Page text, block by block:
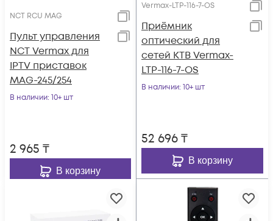
NCT RCU MAG
Пульт управления
NCT Vermax для
IPTV приставок
MAG-245/254
В наличии: 10+ шт
2 965 ₸
В корзину
Vermax-LTP-116-7-OS
Приёмник
оптический для
сетей КТВ Vermax-
LTP-116-7-OS
В наличии: 10+ шт
52 696₸
В корзину